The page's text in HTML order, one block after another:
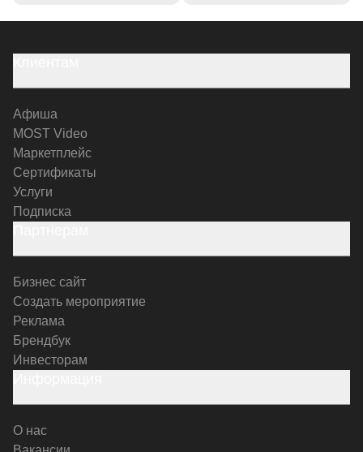
Афиша
MOST Video
Маркетплейс
Сертификаты
Услуги
Подписка
Бизнес сайт
Создать мероприятие
Реклама
Брендбук
Инвесторам
О нас